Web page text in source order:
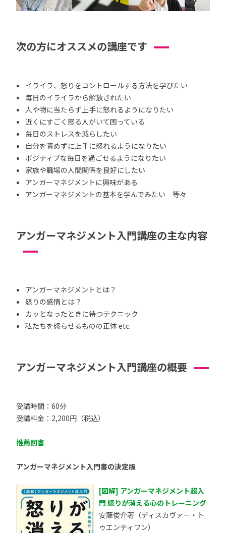
次の方にオススメの講座です
イライラ、怒りをコントロールする方法を学びたい
毎日のイライラから解放されたい
人や物に当たらず上手に怒れるようになりたい
近くにすごく怒る人がいて困っている
毎日のストレスを減らしたい
自分を責めずに上手に怒れるようになりたい
ポジティブな毎日を過ごせるようになりたい
家族や職場の人間関係を良好にしたい
アンガーマネジメントに興味がある
アンガーマネジメントの基本を学んでみたい 等々
アンガーマネジメント入門講座の主な内容
アンガーマネジメントとは？
怒りの感情とは？
カッとなったときに待つテクニック
私たちを怒らせるものの正体 etc.
アンガーマネジメント入門講座の概要
受講時間：60分
受講料金：2,200円（税込）
推薦図書
アンガーマネジメント入門書の決定版
[図解] アンガーマネジメント超入
門 怒りが消える心のトレーニング
安藤俊介著（ディスカヴァー・ト
ゥエンティワン）